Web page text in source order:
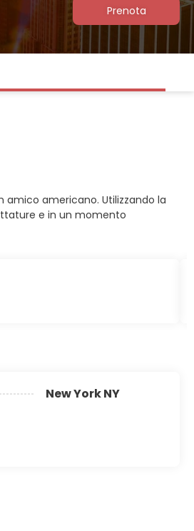
Prenota
americano. Utilizzando la
e in un momento
New York NY